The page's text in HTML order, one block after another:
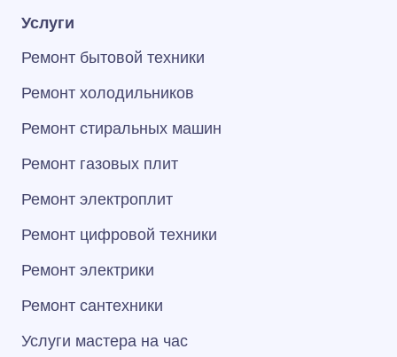
Услуги
Ремонт бытовой техники
Ремонт холодильников
Ремонт стиральных машин
Ремонт газовых плит
Ремонт электроплит
Ремонт цифровой техники
Ремонт электрики
Ремонт сантехники
Услуги мастера на час